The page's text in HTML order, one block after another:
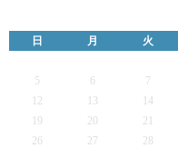
日 月 火
5
6 7
12
13 14
19
20 21
26
27 28